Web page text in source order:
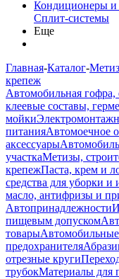
Кондиционеры и
Сплит-системы
Еще
Главная-Каталог-
крепеж
Автомобильная гофра,
клеевые составы,
мойки
питанияАвтомоечное
аксессуары
участкаМетизы,
крепежПаста, крем и
средства для уборки и
масло, антифризы и
Автопринадлежности
пищевым допуском
товары
предохранителя
отрезные круги
трубокМатериалы для